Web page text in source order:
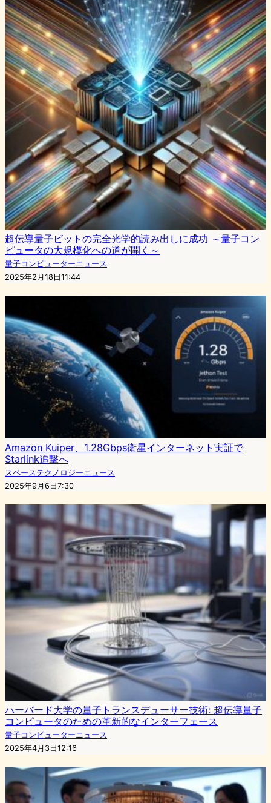
超伝導量子ビットの完全光学的読み出しに成功 ～量子コン
ピュータの大規模化への道が開く～
量子コンピューターニュース
2025年2月18日11:44
Amazon Kuiper、1.28Gbps衛星インターネット実証で
Starlink追撃へ
スペーステクノロジーニュース
2025年9月6日7:30
ハーバード大学の量子トランスデューサー技術: 超伝導量子
コンピュータのための革新的なインターフェース
量子コンピューターニュース
2025年4月3日12:16